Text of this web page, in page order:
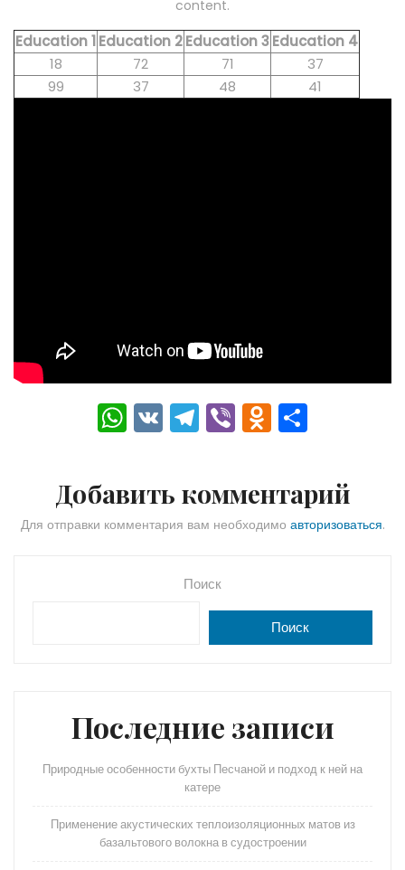
content.
Education 1Education 2Education 3Education 4
18
72 71
37
99
37 48 41
W
h
ts
A
V
K
T
el
gr
a
Vi
b
O
d
o
kl
s
ni
а
в
Добавить комментарий
Для отправки комментария вам необходимо авторизоваться.
Поиск
Поиск
Последние записи
Природные особенности бухты Песчаной и подход к ней на
катере
Применение акустических теплоизоляционных матов из
базальтового волокна в судостроении